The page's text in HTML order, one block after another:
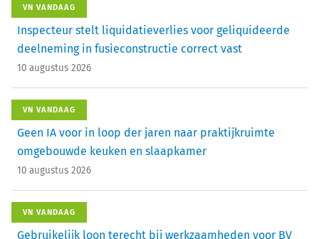
VN VANDAAG
Inspecteur stelt liquidatieverlies voor geliquideerde
deelneming in fusieconstructie correct vast
10 augustus 2026
VN VANDAAG
Geen IA voor in loop der jaren naar praktijkruimte
omgebouwde keuken en slaapkamer
10 augustus 2026
VN VANDAAG
Gebruikelijk loon terecht bij werkzaamheden voor BV